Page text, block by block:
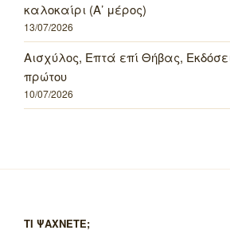
καλοκαίρι (Α’ μέρος)
13/07/2026
Αισχύλος, Επτά επί Θήβας,
πρώτου
10/07/2026
ΤΙ ΨΑΧΝΕΤΕ;